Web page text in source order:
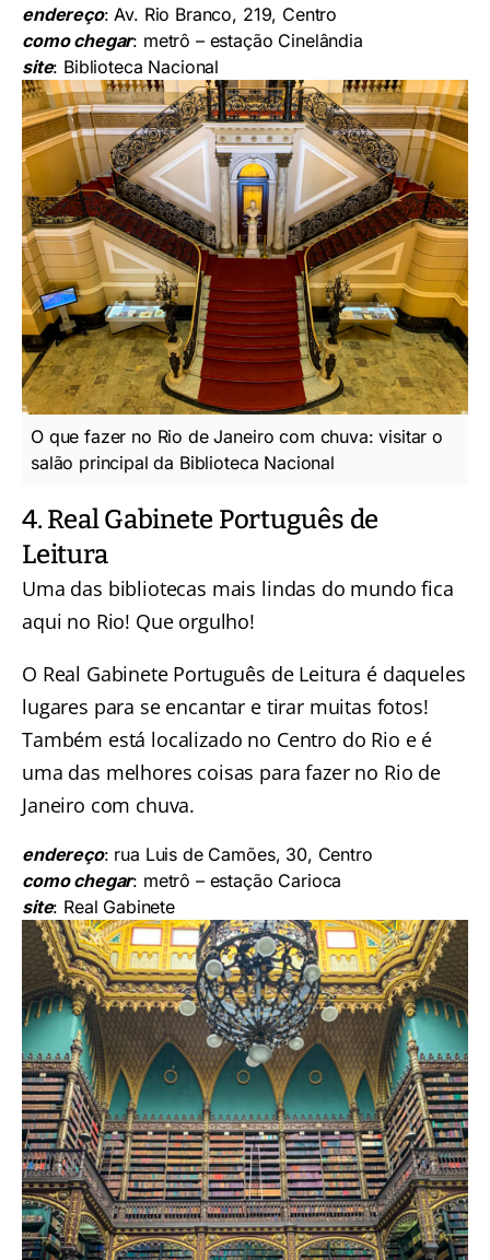
endereço: Av. Rio Branco, 219, Centro
como chegar: metrô – estação Cinelândia
site: Biblioteca Nacional
O que fazer no Rio de Janeiro com chuva: visitar o
salão principal da Biblioteca Nacional
4. Real Gabinete Português de
Leitura
Uma das bibliotecas mais lindas do mundo fica
aqui no Rio! Que orgulho!
O Real Gabinete Português de Leitura é daqueles
lugares para se encantar e tirar muitas fotos!
Também está localizado no Centro do Rio e é
uma das melhores coisas para fazer no Rio de
Janeiro com chuva.
endereço: rua Luis de Camões, 30, Centro
como chegar: metrô – estação Carioca
site: Real Gabinete